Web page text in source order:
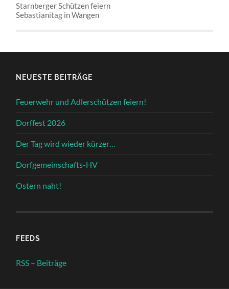
Starnberger Schützen feiern
Sebastianitag in Wangen
NEUESTE BEITRÄGE
Feuerwehr und Adlerschützen feiern!
Dorffest 2026
Der Tag wird wieder kürzer…
Dorfgemeinschafts-HV
Ostern naht!
FEEDS
RSS – Beiträge